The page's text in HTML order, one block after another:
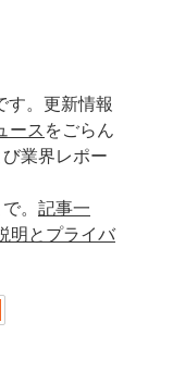
。更新情報
ースをごらん
業界レポー
。 記事一
明とプライバ